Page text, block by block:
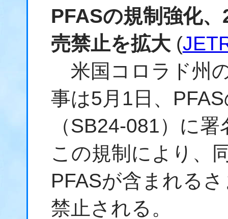
PFASの規制強化
売禁止を拡大(
米国コロラド州
事は5月1日、
（SB24-081）に
この規制により、
PFASが含まれる
禁止される。